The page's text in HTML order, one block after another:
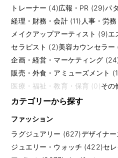
ります。正社員、契約社員、アルバイ
ルマの有無を確認して比較するとよい
応募前には、扱う商材の価格帯、来店
個人売上とチーム売上のどちらを重視
同じ販売職でも、セレクトショップ、
ト、コスメカウンター、ジュエリー店
す。自分が得意な接客の距離感とブラ
ことが、長く働くうえで大切です。
販売スタッフの経験は、店長、副店長
ドの最前線でお客様の反応を直接知る
トレーナー (4)広報・PR (29)パ
経理・財務・会計 (11) 人事・労
メイクアップアーティスト (9)エ
セラピスト (2)美容カウンセラー
企画・経営・マーケティング
販売・外食・アミューズメント
医療・福祉・教育・保育 (0)その
カテゴリーから探す
ファッション
ラグジュアリー (627)デザイナ
ジュエリー・ウォッチ (422)セ